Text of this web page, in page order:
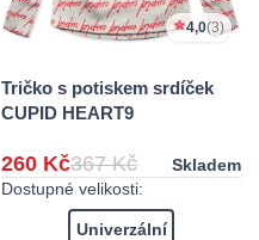
4,0(3)
Tričko s potiskem srdíček
CUPID HEART9
260 Kč367 Kč
Skladem
Dostupné velikosti:
Univerzální